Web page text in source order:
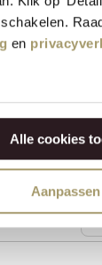
en
Alle cookies
Aanpassen
affiné